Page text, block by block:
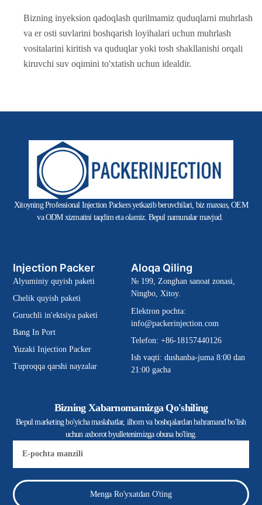
Bizning inyeksion qadoqlash qurilmamiz quduqlarni muhrlash
va er osti suvlarini boshqarish loyihalari uchun muhrlash
vositalarini kiritish va quduqlar yoki tosh shakllanishi orqali
kiruvchi suv oqimini to'xtatish uchun idealdir.
Xitoyning Professional Injection Packers yetkazib beruvchilari, biz maxsus, OEM
va ODM xizmatini taqdim eta olamiz. Bepul namunalar mavjud.
Injection Packer
Alyuminiy quyish paketi
Chelik quyish paketi
Guruchli in'ektsiya paketi
Bang In Port
Yuzaki Injection Packer
Tuproqqa qarshi nayzalar
Aloqa Qiling
№ 199, Zonghan sanoat zonasi,
Ningbo, Xitoy.
Elektron pochta:
info@packerinjection.com
Telefon: +86-18157440126
Ish vaqti: dushanba-juma 8:00 dan
21:00 gacha
Bizning Xabarnomamizga Qo'shiling
Bepul marketing bo'yicha maslahatlar, ilhom va boshqalardan bahramand bo'lish
uchun axborot byulletenimizga obuna bo'ling.
pochta
Menga Ro'yxatdan O'ting